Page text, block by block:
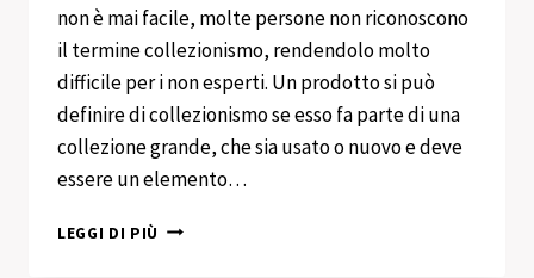
non è mai facile, molte persone non riconoscono
il termine collezionismo, rendendolo molto
difficile per i non esperti. Un prodotto si può
definire di collezionismo se esso fa parte di una
collezione grande, che sia usato o nuovo e deve
essere un elemento…
LEGGI DI PIÙ ACQUISTO